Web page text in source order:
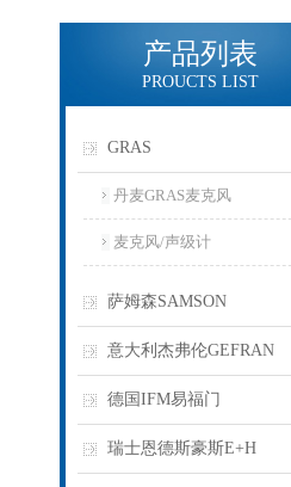
产品列表
PROUCTS LIST
GRAS
丹麦GRAS麦克风
麦克风/声级计
萨姆森SAMSON
意大利杰弗伦GEFRAN
德国IFM易福门
瑞士恩德斯豪斯E+H